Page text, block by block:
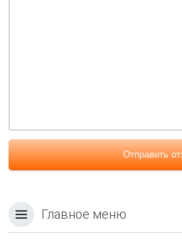
Отправить
Главное меню